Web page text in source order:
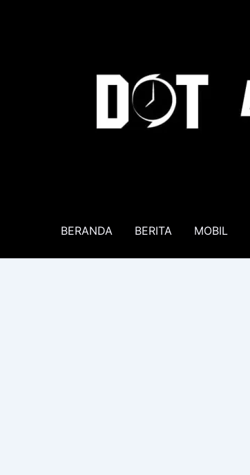
BERANDA BERITA MOBIL